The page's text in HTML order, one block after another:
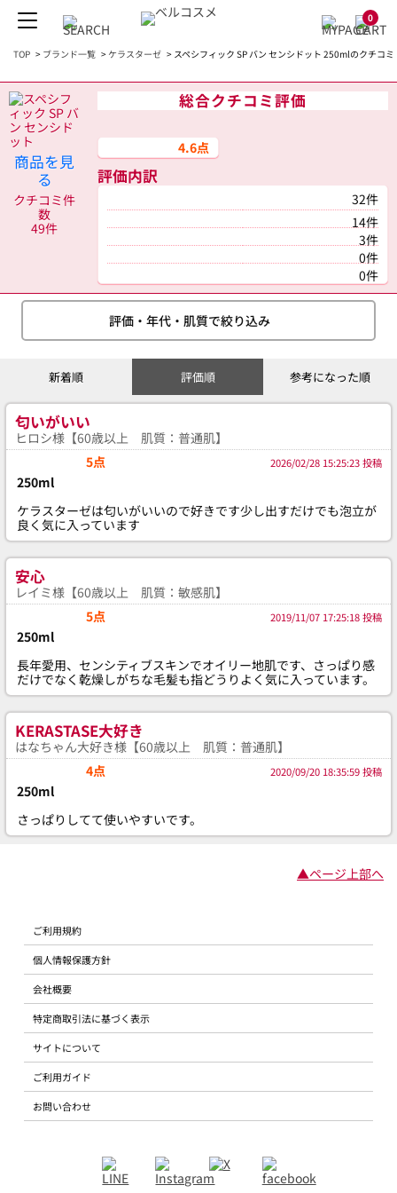
0
TOP > ブランド一覧 > ケラスターゼ > スペシフィック SP バン センシドット 250mlのクチコミ
商品を見
る
クチコミ件
数
49件
総合クチコミ評価
4.6点
評価内訳
32件
14件
3件
0件
0件
評価・年代・肌質で絞り込み
新着順 評価順 参考になった順
匂いがいい
ヒロシ様【60歳以上 肌質：普通肌】
5点
2026/02/28 15:25:23 投稿
250ml
ケラスターゼは匂いがいいので好きです少し出すだけでも泡立が
良く気に入っています
安心
レイミ様【60歳以上 肌質：敏感肌】
5点
2019/11/07 17:25:18 投稿
250ml
長年愛用、センシティブスキンでオイリー地肌です、さっぱり感
だけでなく乾燥しがちな毛髪も指どうりよく気に入っています。
KERASTASE大好き
はなちゃん大好き様【60歳以上 肌質：普通肌】
4点
2020/09/20 18:35:59 投稿
250ml
さっぱりしてて使いやすいです。
▲ページ上部へ
ご利用規約
個人情報保護方針
会社概要
特定商取引法に基づく表示
サイトについて
ご利用ガイド
お問い合わせ